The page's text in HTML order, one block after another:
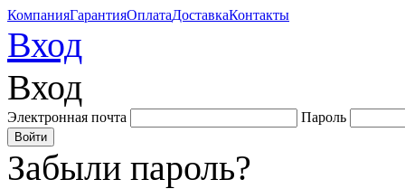
КомпанияГарантияОплатаДоставкаКонтакты
Вход
Вход
Электронная почта Пароль
Забыли пароль?